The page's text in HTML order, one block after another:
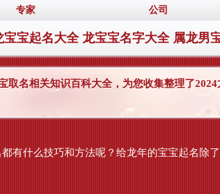
专家 公司
宝宝起名大全 龙宝宝名字大全 属龙男
名相关知识百科大全，为您收集整理了
有什么技巧和方法呢？给龙年的宝宝起名除